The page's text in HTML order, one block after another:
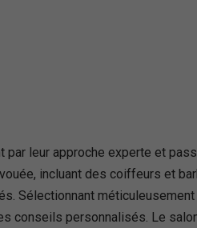
leur approche experte et
incluant des coiffeurs et
Sélectionnant
conseils personnalisés. Le